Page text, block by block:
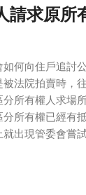
請求原所
何向住戶追討
法院拍賣時，
所有權人求場
所有權已經有
出現管委會嘗